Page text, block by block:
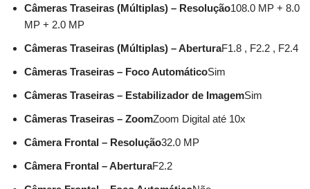
Câmeras Traseiras (Múltiplas) – Resolução108.0 MP + 8.0
MP + 2.0 MP
Câmeras Traseiras (Múltiplas) – AberturaF1.8 , F2.2 , F2.4
Câmeras Traseiras – Foco AutomáticoSim
Câmeras Traseiras – Estabilizador de ImagemSim
Câmeras Traseiras – ZoomZoom Digital até 10x
Câmera Frontal – Resolução32.0 MP
Câmera Frontal – AberturaF2.2